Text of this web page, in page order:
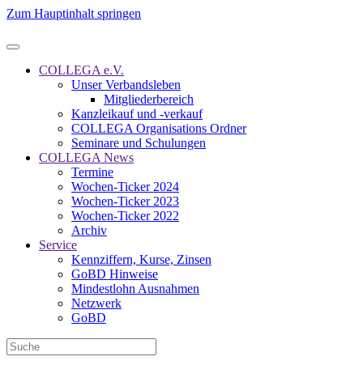
Zum Hauptinhalt springen
COLLEGA e.V.
Unser Verbandsleben
Mitgliederbereich
Kanzleikauf und -verkauf
COLLEGA Organisations Ordner
Seminare und Schulungen
COLLEGA News
Termine
Wochen-Ticker 2024
Wochen-Ticker 2023
Wochen-Ticker 2022
Archiv
Service
Kennziffern, Kurse, Zinsen
GoBD Hinweise
Mindestlohn Ausnahmen
Netzwerk
GoBD